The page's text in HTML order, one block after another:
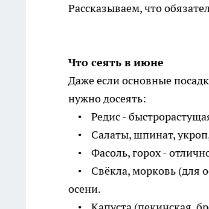
Рассказываем, что
Что сеять в июне
Даже если основные
нужно досеять:
• Редис -
• Салаты, шпинат, укроп,
• Фасоль, горох -
• Свёкла, морковь (для
осени.